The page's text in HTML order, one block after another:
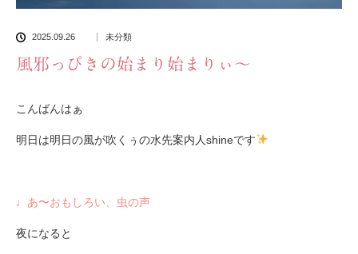
2025.09.26 未分類
風邪っぴきの始まり始まりぃ〜
こんばんはぁ
明日は明日の風が吹くぅの水先案内人shineです
♩あ〜おもしろい、虫の声
夜になると